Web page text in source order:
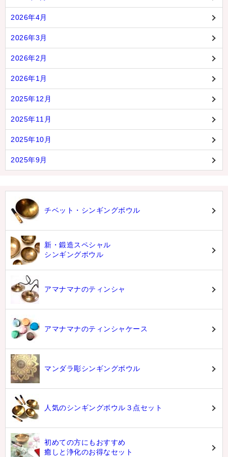
2026年4月
2026年3月
2026年2月
2026年1月
2025年12月
2025年11月
2025年10月
2025年9月
チベット・シンギングボウル
新・鍛造スペシャル
シンギングボウル
アマナマナのティンシャ
アマナマナのティンシャケース
マンダラ彫シンギングボウル
人気のシンギングボウル３点セット
初めての方にもおすすめ
癒しと浄化のお得なセット